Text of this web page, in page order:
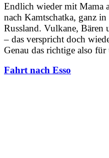
Endlich wieder mit Mama
nach Kamtschatka, ganz
Russland. Vulkane, Bären
– das verspricht doch
Genau das richtige also für
Fahrt nach Esso